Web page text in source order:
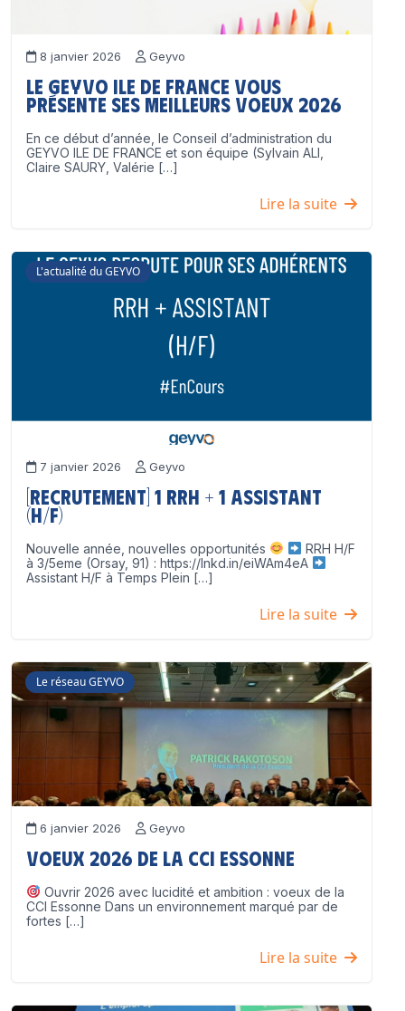
8 janvier 2026 Geyvo
Le GEYVO Ile de France vous
présente ses meilleurs voeux 2026
En ce début d’année, le Conseil d’administration du
GEYVO ILE DE FRANCE et son équipe (Sylvain ALI,
Claire SAURY, Valérie […]
Lire la suite
L'actualité du GEYVO
7 janvier 2026 Geyvo
[Recrutement] 1 RRH + 1 Assistant
(H/F)
Nouvelle année, nouvelles opportunités
RRH H/F
à 3/5eme (Orsay, 91) : https://lnkd.in/eiWAm4eA
Assistant H/F à Temps Plein […]
Lire la suite
Le réseau GEYVO
6 janvier 2026 Geyvo
Voeux 2026 de la CCI Essonne
Ouvrir 2026 avec lucidité et ambition : voeux de la
CCI Essonne Dans un environnement marqué par de
fortes […]
Lire la suite